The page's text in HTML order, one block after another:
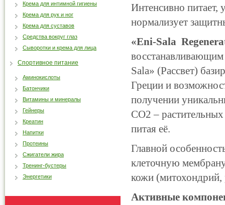
Интенсивно
нормализует
«Eni-Sala
Sala» (Рассвет)
Греции и
получении
СО2–
питая её.
Главной
клеточную
кожи (митохондрий,
Активные
Крема для интимной гигиены
Крема для рук и ног
Крема для суставов
Средства вокруг глаз
Сыворотки и крема для лица
Спортивное питание
Аминокислоты
Батончики
Витамины и минералы
Гейнеры
Креатин
Напитки
Протеины
Сжигатели жира
Тренинг-бустеры
Энергетики